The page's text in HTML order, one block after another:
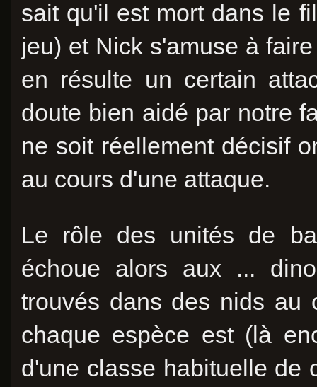
sait qu'il est mort dans le
jeu) et Nick s'amuse à
en résulte un certain
doute bien aidé par notre
ne soit réellement décisif
au cours d'une attaque.
Le rôle des unités de
échoue alors aux ...
trouvés dans des nids au
chaque espèce est (là
d'une classe habituelle de